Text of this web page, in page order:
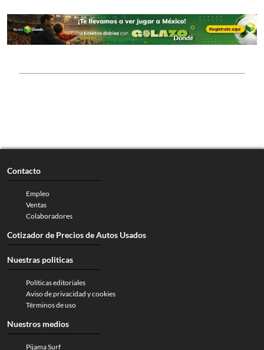
Contacto
Empleo
Ventas
Colaboradores
Cotizador de Precios de Autos Usados
Nuestras politicas
Políticas editoriales
Aviso de privacidad y cookies
Términos de uso
Nuestros medios
Pijama Surf